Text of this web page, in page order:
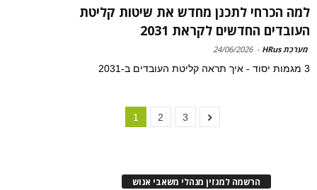
למה הכרחי לתכנן מחדש את שיטות קליטת
העובדים החדשים לקראת 2031
מערכת HRus -
24/06/2026
3 מגמות יסוד - איך תראה קליטת העובדים ב-2031
1 2 3
הרשמה למגזין מנהלי משאבי אנוש